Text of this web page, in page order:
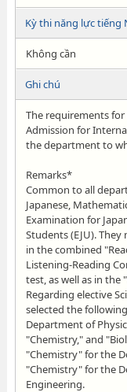
Kỳ thi năng lực tiếng
Không cần
Ghi chú
The requirements
Admission for
the department to
Remarks*
Common to all
Japanese,
Examination for
Students (EJU).
in the combined
Listening-Reading
test, as well as in the
Regarding elective
selected the
Department of
"Chemistry," and
"Chemistry" for the
"Chemistry" for the
Engineering.